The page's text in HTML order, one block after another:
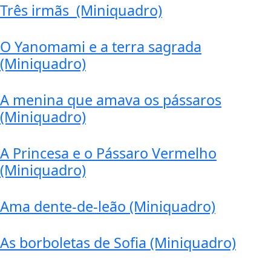
Três irmãs (Miniquadro)
O Yanomami e a terra sagrada
(Miniquadro)
A menina que amava os pássaros
(Miniquadro)
A Princesa e o Pássaro Vermelho
(Miniquadro)
Ama dente-de-leão (Miniquadro)
As borboletas de Sofia (Miniquadro)